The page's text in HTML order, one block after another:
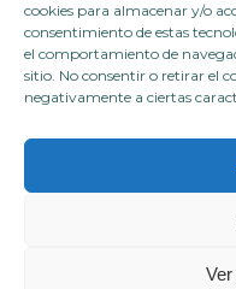
cookies para almacenar y/o
consentimiento de estas
el comportamiento de
sitio. No consentir o retirar el
negativamente a ciertas
+34 633 40 72 80